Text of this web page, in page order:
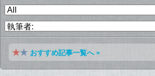
おすすめ記事一覧へ »